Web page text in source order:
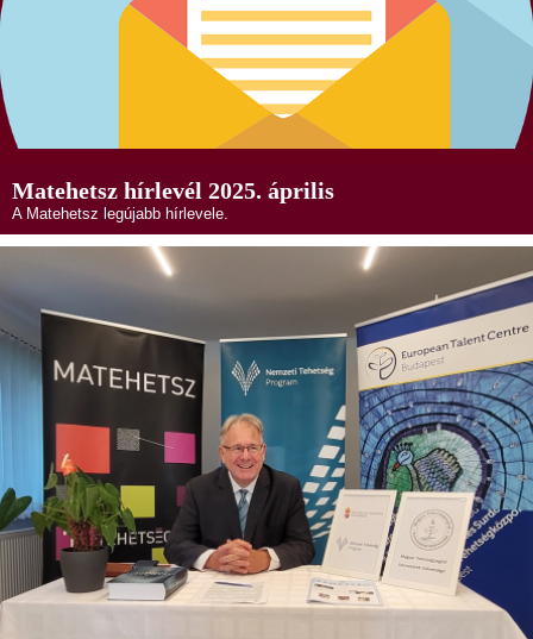
Matehetsz hírlevél 2025. április
A Matehetsz legújabb hírlevele.